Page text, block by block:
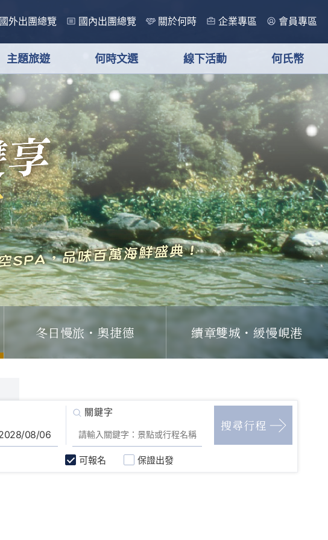
國外出團總覽 國內出團總覽 關於何時 企業專區 會員專區
主題旅遊 何時文選 線下活動 何氏幣
冬日慢旅・奧捷德 續章雙城・緩慢峴港
可報名 保證出發